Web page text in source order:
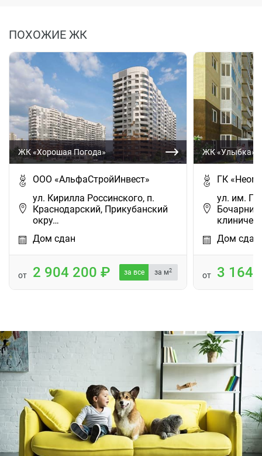
ПОХОЖИЕ ЖК
ЖК «Хорошая Погода»
ООО «АльфаСтройИнвест»
ул. Кирилла Россинского, п.
Краснодарский, Прикубанский
окру…
Дом сдан
от 2 904 200 за все за м2
ЖК «Улыбка»
ГК
ул. им.
клиниче…
Дом сдан
от 3 164